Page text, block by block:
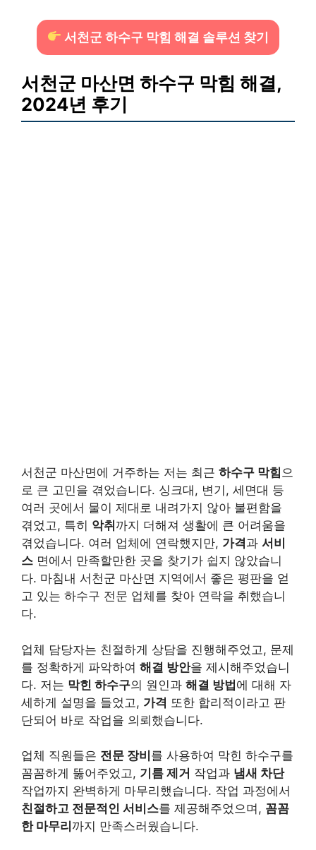
서천군 하수구 막힘 해결 솔루션 찾기
서천군 마산면 하수구 막힘 해결,
2024년 후기
서천군 마산면에 거주하는 저는 최근 하수구 막힘으
로 큰 고민을 겪었습니다. 싱크대, 변기, 세면대 등
여러 곳에서 물이 제대로 내려가지 않아 불편함을
겪었고, 특히 악취 까지 더해져 생활에 큰 어려움을
겪었습니다. 여러 업체에 연락했지만, 가격과 서비
스 면에서 만족할만한 곳을 찾기가 쉽지 않았습니
다. 마침내 서천군 마산면 지역에서 좋은 평판을 얻
고 있는 하수구 전문 업체 를 찾아 연락을 취했습니
다.
업체 담당자는 친절하게 상담을 진행해주었고, 문제
를 정확하게 파악하여 해결 방안을 제시해주었습니
다. 저는 막힌 하수구의 원인과 해결 방법에 대해 자
세하게 설명을 들었고, 가격 또한 합리적이라고 판
단되어 바로 작업을 의뢰했습니다.
업체 직원들은 전문 장비 를 사용하여 막힌 하수구를
꼼꼼하게 뚫어주었고, 기름 제거 작업과 냄새 차단
작업까지 완벽하게 마무리했습니다. 작업 과정에서
친절하고 전문적인 서비스를 제공해주었으며, 꼼꼼
한 마무리 까지 만족스러웠습니다.